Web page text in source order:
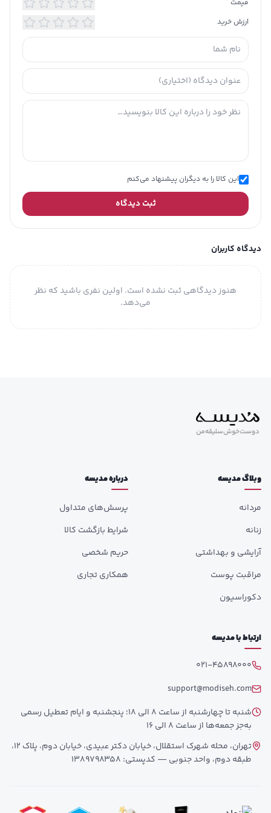
توضیحات
تکمیلی
بافت یکدست با پوشانندگی بالا
کنترل کننده سبوم پوست (چربی پوست)
پوست های چرب و مختلط
این کرم پودر با ماندگاری بالا و ایجاد
پوششی سبک بدون ایجاد حس سنگینی،
مناسب برای پوست های چرب و مختلط بوده و در
تمام روز ظاهری طبیعی و زیبا به پوست شما
قیمت
ارزش خرید
این کالا را به دیگران پیشنهاد می‌کنم
ثبت دیدگاه
دیدگاه کاربران
هنوز دیدگاهی ثبت نشده است. اولین نفری باشید که نظر
می‌دهد.
وبلاگ مدیسه
مردانه
زنانه
آرایشی و بهداشتی
مراقبت پوست
دکوراسیون
درباره مدیسه
پرسش‌های متداول
شرایط بازگشت کالا
حریم شخصی
همکاری تجاری
ارتباط با مدیسه
021-45898000
support@modiseh.com
شنبه تا چهارشنبه از ساعت 8 الی 18؛ پنجشنبه و ایام تعطیل رسمی
به‌جز جمعه‌ها از ساعت 8 الی 16
تهران، محله شهرک استقلال، خیابان دکتر عبیدی، خیابان دوم، پلاک 12،
طبقه دوم، واحد جنوبی — کدپستی: 1389798358